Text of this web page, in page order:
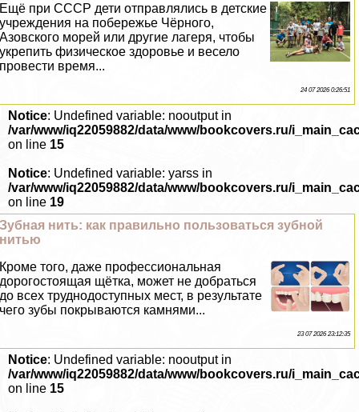
Ещё при СССР дети отправлялись в детские
учреждения на побережье Чёрного,
Азовского морей или другие лагеря, чтобы
укрепить физическое здоровье и весело
провести время...
24 07 2026 0:26:51
Notice: Undefined variable: nooutput in
/var/www/iq22059882/data/www/bookcovers.ru/
on line 15
Notice: Undefined variable: yarss in
/var/www/iq22059882/data/www/bookcovers.ru/
on line 19
Зубная нить: как правильно пользоваться зубной
нитью
Кроме того, даже профессиональная
дорогостоящая щётка, может не добраться
до всех труднодоступных мест, в результате
чего зубы покрываются камнями...
23 07 2026 23:12:35
Notice: Undefined variable: nooutput in
/var/www/iq22059882/data/www/bookcovers.ru/
on line 15